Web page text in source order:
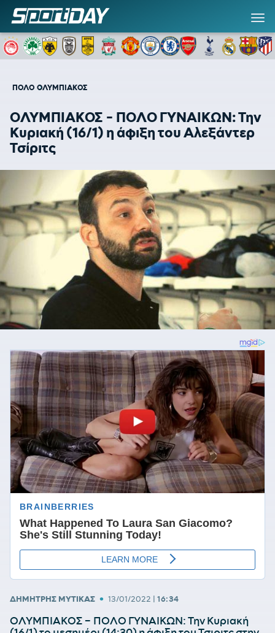
ΠΟΛΟ ΟΛΥΜΠΙΑΚΟΣ
ΟΛΥΜΠΙΑΚΟΣ - ΠΟΛΟ ΓΥΝΑΙΚΩΝ: Την
Κυριακή (16/1) η άφιξη του Αλεξάντερ
Τσίριτς
ΔΗΜΗΤΡΗΣ ΜΥΤΙΚΑΣ • 13/01/2022 | 16:34
ΟΛΥΜΠΙΑΚΟΣ – ΠΟΛΟ ΓΥΝΑΙΚΩΝ: Την Κυριακή